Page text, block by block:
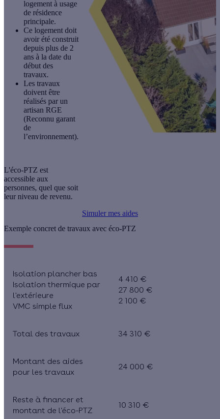
logement à usage
de résidence
principale. ​
Ce logement doit
avoir été construit
depuis plus de 2
ans à la date du
début des
travaux.​
Les travaux
doivent être
réalisés par un
artisan RGE
(Reconnu garant
de
l’environnement).
L'éco-PTZ est
accessible aux
personnes, quel que soit
leur niveau de revenu.
Simuler mes aides
Exemple concret de travaux avec éco-PTZ
Isolation plancher bas
Isolation thermique par
l'extérieure
VMC simple flux
4 410 €
27 800 €
2 100 €
Total des travaux 34 310 €
Montant des aides
pour les travaux
24 000 €
Reste à financer et
montant de l'éco-PTZ
10 310 €